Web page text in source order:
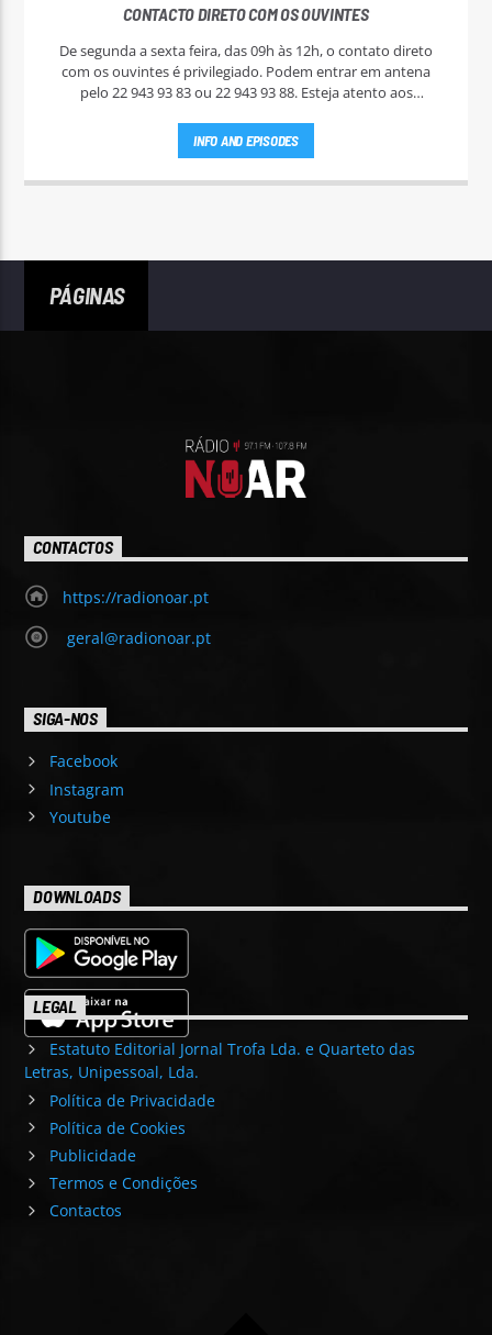
CONTACTO DIRETO COM OS OUVINTES
De segunda a sexta feira, das 09h às 12h, o contato direto
com os ouvintes é privilegiado. Podem entrar em antena
pelo 22 943 93 83 ou 22 943 93 88. Esteja atento aos
INFO AND EPISODES
PÁGINAS
CONTACTOS
https://radionoar.pt
geral@radionoar.pt
SIGA-NOS
Facebook
Instagram
Youtube
DOWNLOADS
LEGAL
Estatuto Editorial Jornal Trofa Lda. e Quarteto das
Letras, Unipessoal, Lda.
Política de Privacidade
Política de Cookies
Publicidade
Termos e Condições
Contactos